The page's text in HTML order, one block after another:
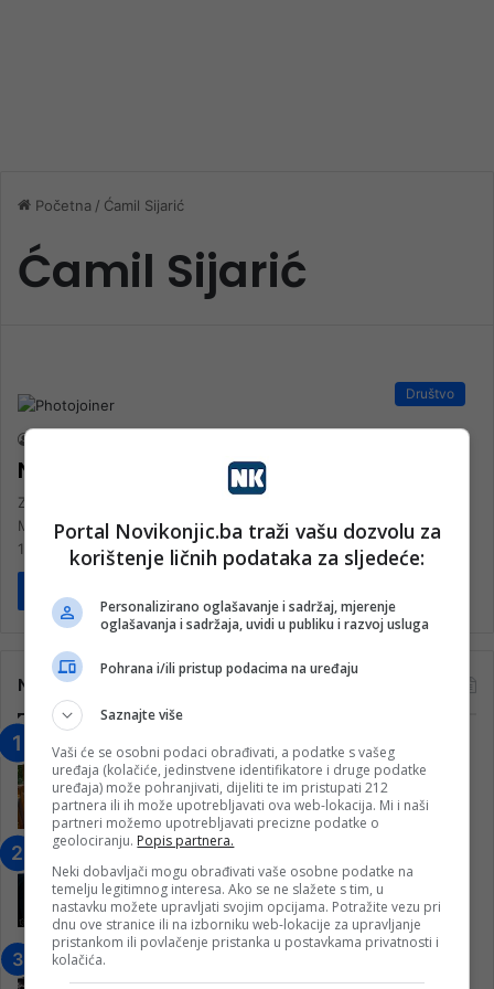
Početna / Ćamil Sijarić
Ćamil Sijarić
Društvo
Na današnji dan umro Mak Dizdar
Zapis o zemlji, kratki epitaf najvećeg našeg pjesnika Mehmedalije
Maka Dizdara iz pjesničke zbirke Kameni spavač, objavljene davne
1966. godine, nosi snažnu poruku…
Najčitanije
“Obrazovanje gradi BiH-Jovan Divjak“
– Konjic je u posljednje 22 godine imao
25 ​​stipendista
15. Februara 2023.
Nogometaši Igmana iznenadili
Konjičanke cvijećem i besplatnim
ulazom na utakmicu
7. Marta 2025.
Pokrenuta kampanja za izgradnju
Portal Novikonjic.ba traži vašu dozvolu za
korištenje ličnih podataka za sljedeće:
Personalizirano oglašavanje i sadržaj, mjerenje
oglašavanja i sadržaja, uvidi u publiku i razvoj usluga
Pohrana i/ili pristup podacima na uređaju
Saznajte više
Vaši će se osobni podaci obrađivati, a podatke s vašeg
uređaja (kolačiće, jedinstvene identifikatore i druge podatke
uređaja) može pohranjivati, dijeliti te im pristupati 212
partnera ili ih može upotrebljavati ova web-lokacija. Mi i naši
partneri možemo upotrebljavati precizne podatke o
geolociranju. Popis partnera.
Neki dobavljači mogu obrađivati vaše osobne podatke na
temelju legitimnog interesa. Ako se ne slažete s tim, u
nastavku možete upravljati svojim opcijama. Potražite vezu pri
dnu ove stranice ili na izborniku web-lokacije za upravljanje
pristankom ili povlačenje pristanka u postavkama privatnosti i
kolačića.